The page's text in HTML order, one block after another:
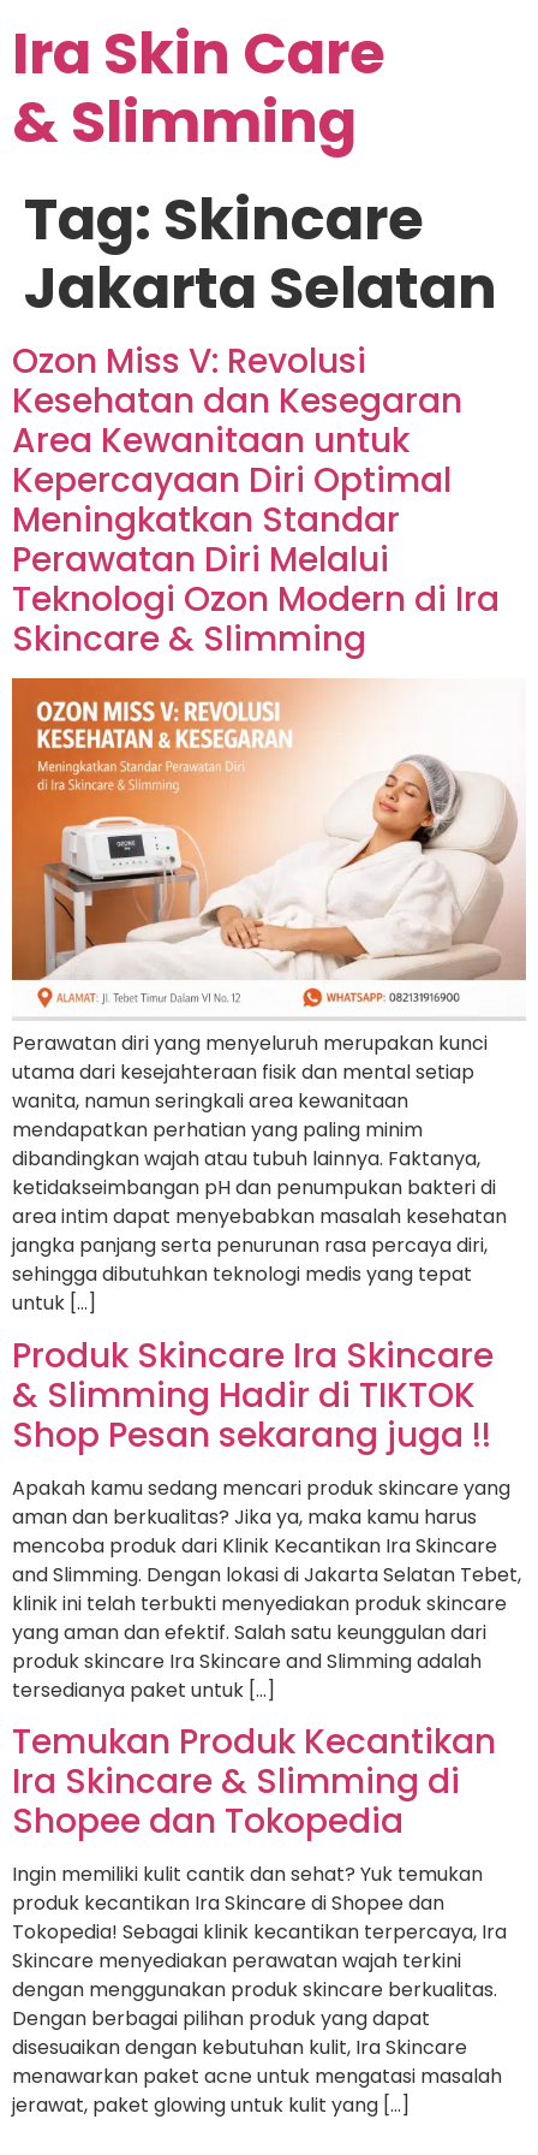
Ira Skin Care
& Slimming
Tag: Skincare
Jakarta Selatan
Ozon Miss V: Revolusi
Kesehatan dan Kesegaran
Area Kewanitaan untuk
Kepercayaan Diri Optimal
Meningkatkan Standar
Perawatan Diri Melalui
Teknologi Ozon Modern di Ira
Skincare & Slimming
Perawatan diri yang menyeluruh merupakan kunci
utama dari kesejahteraan fisik dan mental setiap
wanita, namun seringkali area kewanitaan
mendapatkan perhatian yang paling minim
dibandingkan wajah atau tubuh lainnya. Faktanya,
ketidakseimbangan pH dan penumpukan bakteri di
area intim dapat menyebabkan masalah kesehatan
jangka panjang serta penurunan rasa percaya diri,
sehingga dibutuhkan teknologi medis yang tepat
untuk […]
Produk Skincare Ira Skincare
& Slimming Hadir di TIKTOK
Shop Pesan sekarang juga !!
Apakah kamu sedang mencari produk skincare yang
aman dan berkualitas? Jika ya, maka kamu harus
mencoba produk dari Klinik Kecantikan Ira Skincare
and Slimming. Dengan lokasi di Jakarta Selatan Tebet,
klinik ini telah terbukti menyediakan produk skincare
yang aman dan efektif. Salah satu keunggulan dari
produk skincare Ira Skincare and Slimming adalah
tersedianya paket untuk […]
Temukan Produk Kecantikan
Ira Skincare & Slimming di
Shopee dan Tokopedia
Ingin memiliki kulit cantik dan sehat? Yuk temukan
produk kecantikan Ira Skincare di Shopee dan
Tokopedia! Sebagai klinik kecantikan terpercaya, Ira
Skincare menyediakan perawatan wajah terkini
dengan menggunakan produk skincare berkualitas.
Dengan berbagai pilihan produk yang dapat
disesuaikan dengan kebutuhan kulit, Ira Skincare
menawarkan paket acne untuk mengatasi masalah
jerawat, paket glowing untuk kulit yang […]